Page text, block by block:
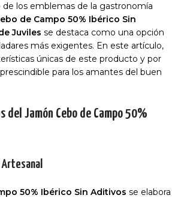
de los emblemas de la gastronomía
de Campo 50% Ibérico Sin
Juviles se destaca como una opción
más exigentes. En este artículo,
únicas de este producto y por
para los amantes del buen
del Jamón Cebo de Campo 50%
50% Ibérico Sin Aditivos se elabora